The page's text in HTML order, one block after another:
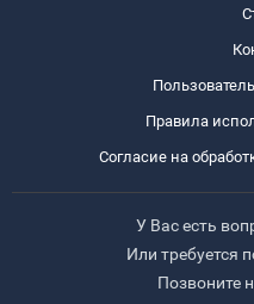
Правила
Согласие на
У Вас есть
Или требуется
Позвоните